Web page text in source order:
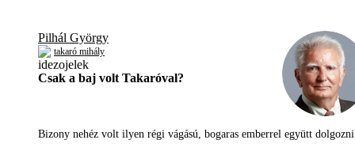
Pilhál György
takaró mihály
Csak a baj volt Takaróval?
Bizony nehéz volt ilyen régi vágású, bogaras emberrel együtt